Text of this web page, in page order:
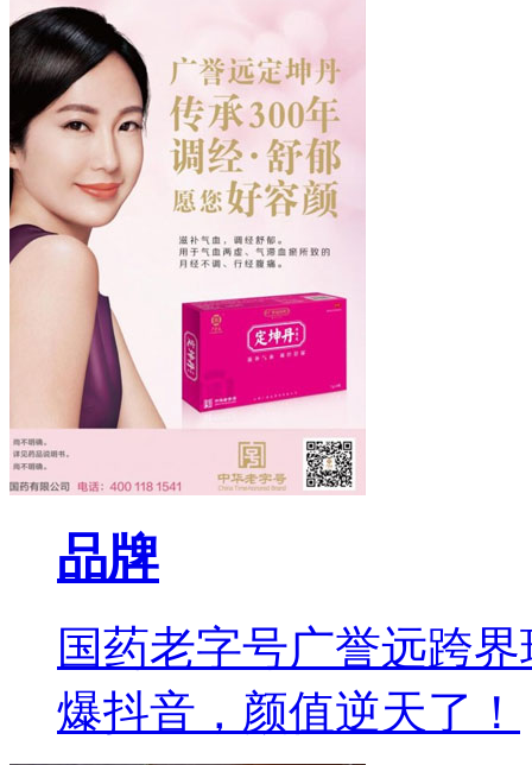
品牌
国药老字号广誉远跨
爆抖音，颜值逆天了！